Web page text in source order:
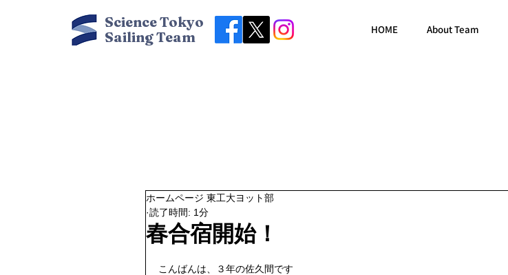
Science Tokyo
Sailing Team
HOME About Team
春合宿開始！
ホームページ 東工大ヨット部
読了時間: 1分
こんばんは、３年の佐久間です